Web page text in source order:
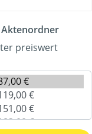
Aktenordner
preiswert